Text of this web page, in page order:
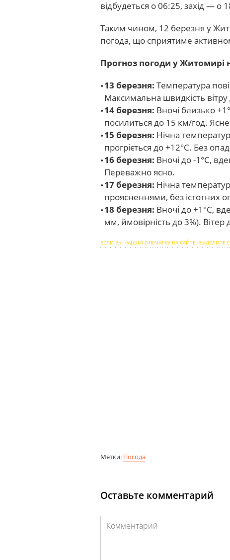
відбудеться о 06:25, захід — о
Таким чином, 12 березня у
погода, що сприятиме
Прогноз погоди у Житомирі
13 березня: Температура
Максимальна швидкість
14 березня: Вночі близько
посилиться до 15 км/год.
15 березня: Нічна
прогріється до +12°C. Без
16 березня: Вночі до -1°C,
Переважно ясно.
17 березня: Нічна
проясненнями, без істотних
18 березня: Вночі до +1°C,
мм, ймовірність до 3%). Вітер
ЕСЛИ ВЫ НАШЛИ ОПЕЧАТКУ НА САЙТЕ, ВЫДЕЛИТЕ
Метки: Погода
Оставьте комментарий